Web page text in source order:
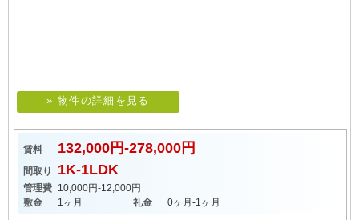
» 物件の詳細を見る
賃料 132,000円-278,000円
間取り 1K-1LDK
管理費 10,000円-12,000円
敷金
1ヶ月 礼金 0ヶ月-1ヶ月